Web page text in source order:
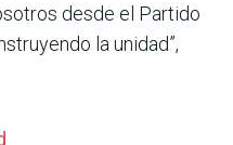
desde el Partido
la unidad”,